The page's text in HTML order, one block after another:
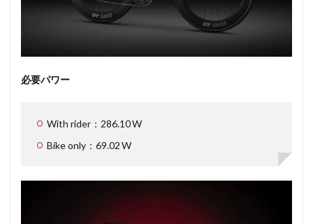
必要パワー
With rider：286.10 W
Bike only：69.02 W